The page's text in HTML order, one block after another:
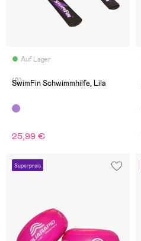
Auf Lager
(9)
SwimFin Schwimmhilfe, Lila
25,99 €
Superpreis